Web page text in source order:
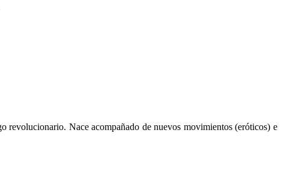
Nace acompañado de nuevos movimientos (eróticos) e